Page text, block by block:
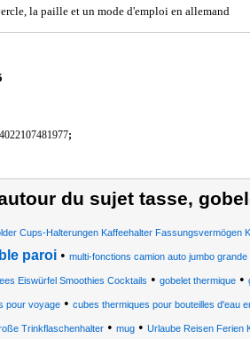
la paille et un mode d'emploi en allemand
4022107481977;
du sujet tasse,
Cups-Halterungen Kaffeehalter Fassungsvermögen
paroi• multi-fonctions camion auto jumbo
Eiswürfel Smoothies Cocktails • gobelet thermique •
pour voyage • cubes thermiques pour bouteilles d'eau
Trinkflaschenhalter • mug • Urlaube Reisen Ferien